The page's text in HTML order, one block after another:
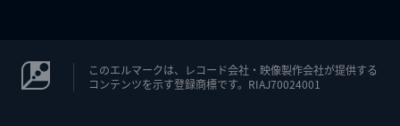
このエルマークは、レコード会社・映像製作会社が提供する
コンテンツを示す登録商標です。RIAJ70024001